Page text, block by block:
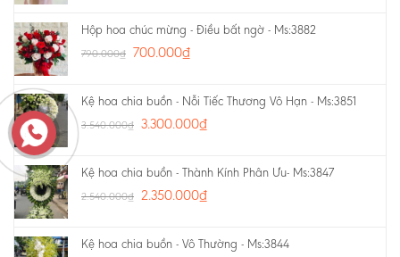
Hộp hoa chúc mừng - Điều bất ngờ - Ms:3882
790.000₫ 700.000₫
Kệ hoa chia buồn - Nỗi Tiếc Thương Vô Hạn - Ms:3851
3.540.000₫ 3.300.000₫
Kệ hoa chia buồn - Thành Kính Phân Ưu- Ms:3847
2.540.000₫ 2.350.000₫
Kệ hoa chia buồn - Vô Thường - Ms:3844